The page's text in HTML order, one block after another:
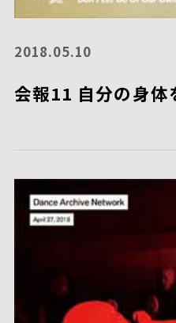
2018.05.10
会報11 自分の身体